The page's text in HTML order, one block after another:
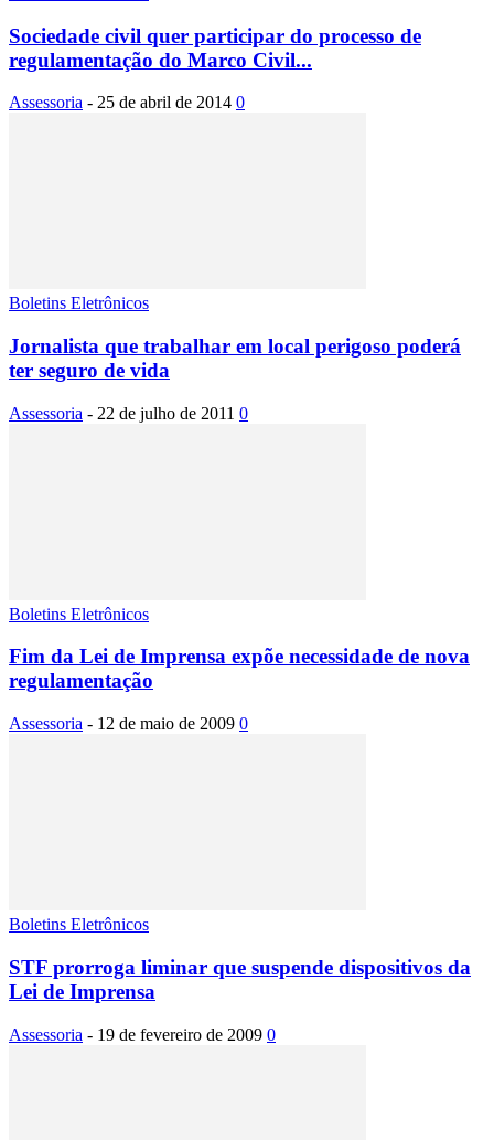
Sociedade civil quer participar do processo de
regulamentação do Marco Civil...
Assessoria - 25 de abril de 2014 0
Boletins Eletrônicos
Jornalista que trabalhar em local perigoso poderá
ter seguro de vida
Assessoria - 22 de julho de 2011 0
Boletins Eletrônicos
Fim da Lei de Imprensa expõe necessidade de nova
regulamentação
Assessoria - 12 de maio de 2009 0
Boletins Eletrônicos
STF prorroga liminar que suspende dispositivos da
Lei de Imprensa
Assessoria - 19 de fevereiro de 2009 0